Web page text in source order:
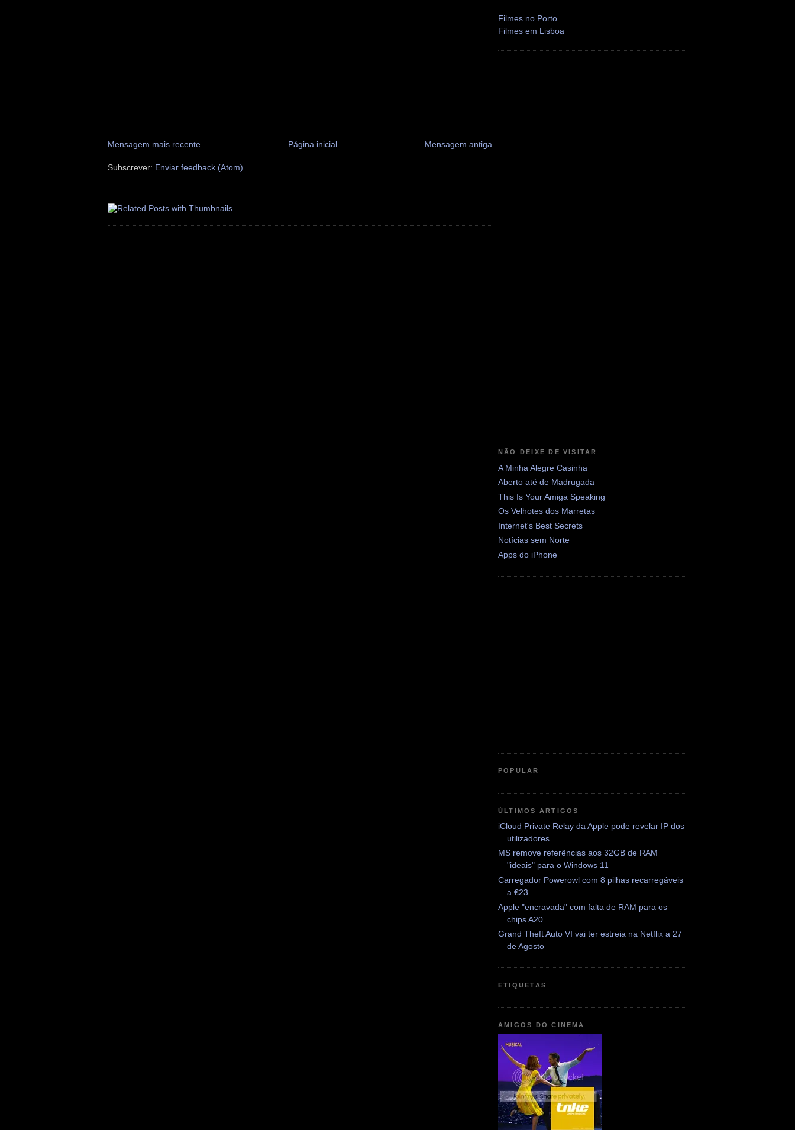
Mensagem mais recente Mensagem antiga
Página inicial
Subscrever: Enviar feedback (Atom)
Filmes no Porto
Filmes em Lisboa
NÃO DEIXE DE VISITAR
A Minha Alegre Casinha
Aberto até de Madrugada
This Is Your Amiga Speaking
Os Velhotes dos Marretas
Internet's Best Secrets
Notícias sem Norte
Apps do iPhone
POPULAR
ÚLTIMOS ARTIGOS
iCloud Private Relay da Apple pode revelar IP dos
utilizadores
MS remove referências aos 32GB de RAM
"ideais" para o Windows 11
Carregador Powerowl com 8 pilhas recarregáveis
a €23
Apple "encravada" com falta de RAM para os
chips A20
Grand Theft Auto VI vai ter estreia na Netflix a 27
de Agosto
ETIQUETAS
AMIGOS DO CINEMA